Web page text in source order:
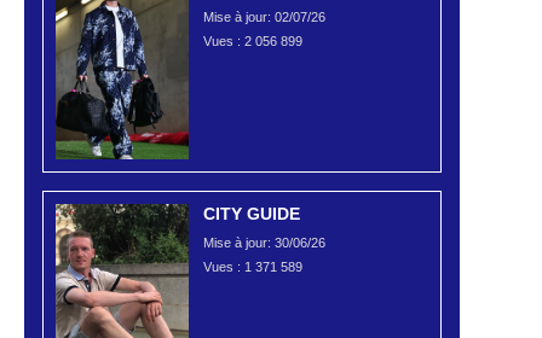
Mise à jour: 02/07/26
Vues : 2 056 899
CITY GUIDE
Mise à jour: 30/06/26
Vues : 1 371 589